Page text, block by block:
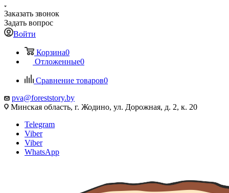
Заказать звонок
Задать вопрос
Войти
Корзина0
Отложенные0
Сравнение товаров0
pva@foreststory.by
Минская область, г. Жодино, ул. Дорожная, д. 2, к. 20
Telegram
Viber
Viber
WhatsApp